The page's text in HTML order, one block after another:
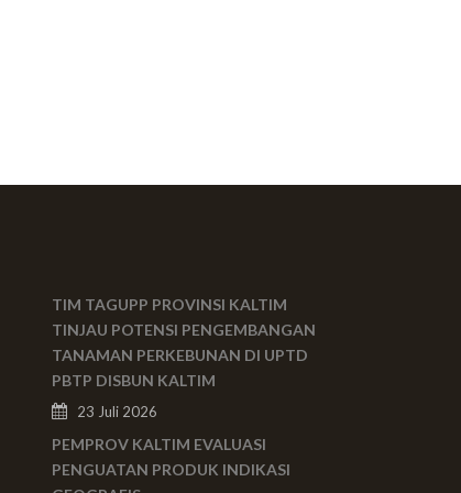
TIM TAGUPP PROVINSI KALTIM
TINJAU POTENSI PENGEMBANGAN
TANAMAN PERKEBUNAN DI UPTD
PBTP DISBUN KALTIM
23 Juli 2026
PEMPROV KALTIM EVALUASI
PENGUATAN PRODUK INDIKASI